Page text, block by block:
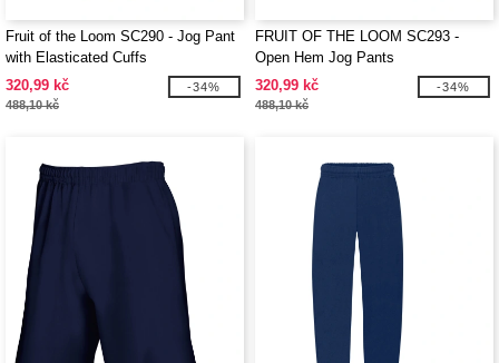
Fruit of the Loom SC290 - Jog Pant
with Elasticated Cuffs
320,99 kč
488,10 kč
-34%
FRUIT OF THE LOOM SC293 -
Open Hem Jog Pants
320,99 kč
488,10 kč
-34%